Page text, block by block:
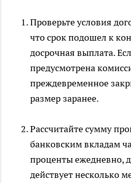
Проверьте условия
что срок подошел к
досрочная выплата.
предусмотрена
преждевременное
размер заранее.
Рассчитайте сумму
банковским вкладам
проценты ежедневно,
действует несколько